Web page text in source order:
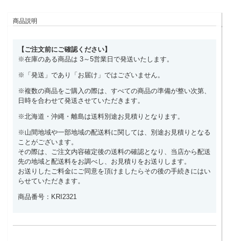
商品説明
【ご注文前にご確認ください】
※在庫のある商品は 3～5営業日で発送いたします。
※「発送」であり「お届け」ではございません。
※複数の商品をご購入の際は、すべての商品の準備が整い次第、
日時を合わせて発送させていただきます。
※北海道・沖縄・離島は送料別途お見積りとなります。
※山間地域や一部地域の配送料に関しては、別途お見積りとなる
ことがございます。
その際は、ご注文内容確定後の送料の確認となり、当店から配送
先の地域と配送料をお調べし、お見積りをお送りします。
お送りしたご料金にご同意を頂けましたらその後の手続きにはい
らせていただきます。
商品番号：KRI2321